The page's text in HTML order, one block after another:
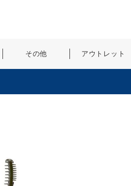
その他 アウトレット